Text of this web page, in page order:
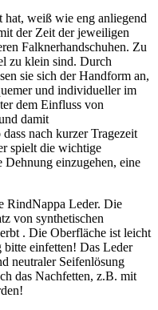
hat, weiß wie eng anliegend
der Zeit der jeweiligen
Falknerhandschuhen. Zu
zu klein sind. Durch
sie sich der Handform an,
und individueller im
dem Einfluss von
damit
nach kurzer Tragezeit
spielt die wichtige
Dehnung einzugehen, eine
RindNappa Leder. Die
von synthetischen
. Die Oberfläche ist leicht
einfetten! Das Leder
neutraler Seifenlösung
das Nachfetten, z.B. mit